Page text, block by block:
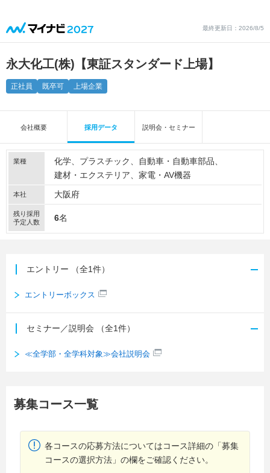
最終更新日：2026/8/5
永大化工(株)【東証スタンダード上場】
正社員 既卒可 上場企業
会社概要 採用データ 説明会・セミナー
業種 化学 プラスチック
自動車・自動車部品
建材・エクステリア
家電・AV機器
本社 大阪府
残り採用
予定人数
6名
エントリー （全1件）
エントリーボックス
セミナー／説明会 （全1件）
≪全学部・全学科対象≫会社説明会
募集コース一覧
各コースの応募方法についてはコース詳細の「募集
コースの選択方法」の欄をご確認ください。